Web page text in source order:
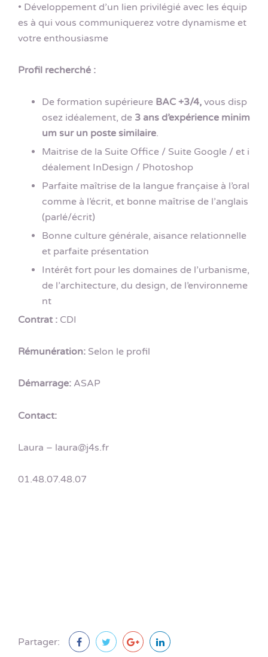
• Développement d’un lien privilégié avec les équip
es à qui vous communiquerez votre dynamisme et
votre enthousiasme
Profil recherché :
De formation supérieure BAC +3/4, vous disp
osez idéalement, de 3 ans d’expérience minim
um sur un poste similaire.
Maitrise de la Suite Office / Suite Google / et i
déalement InDesign / Photoshop
Parfaite maîtrise de la langue française à l’oral
comme à l’écrit, et bonne maîtrise de l’anglais
(parlé/écrit)
Bonne culture générale, aisance relationnelle
et parfaite présentation
Intérêt fort pour les domaines de l’urbanisme,
de l’architecture, du design, de l’environneme
nt
Contrat : CDI
Rémunération: Selon le profil
Démarrage: ASAP
Contact:
Laura – laura@j4s.fr
01.48.07.48.07
Partager: